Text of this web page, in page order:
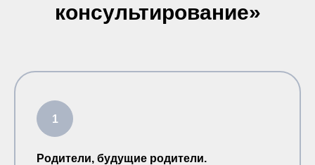
консультирование»
Родители, будущие родители.